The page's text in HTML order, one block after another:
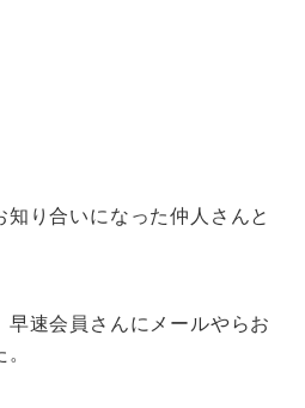
り合いになった仲人さんと
速会員さんにメールやらお